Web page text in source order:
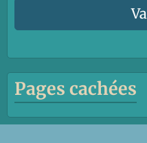
Pages cachées